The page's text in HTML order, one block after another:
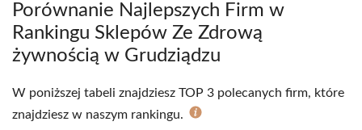
Porównanie Najlepszych Firm w
Rankingu Sklepów Ze Zdrową
żywnością w Grudziądzu
W poniższej tabeli znajdziesz TOP 3 polecanych firm, które
znajdziesz w naszym rankingu.